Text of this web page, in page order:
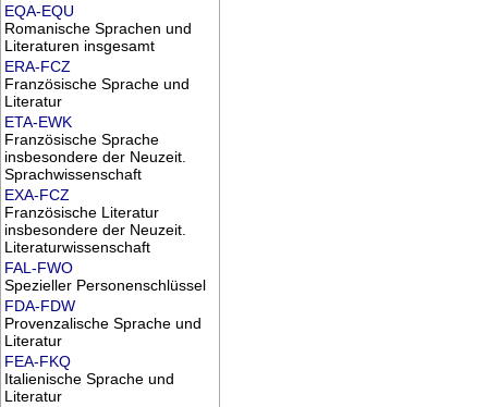
EQA-EQU
Romanische Sprachen und
Literaturen insgesamt
ERA-FCZ
Französische Sprache und
Literatur
ETA-EWK
Französische Sprache
insbesondere der Neuzeit.
Sprachwissenschaft
EXA-FCZ
Französische Literatur
insbesondere der Neuzeit.
Literaturwissenschaft
FAL-FWO
Spezieller Personenschlüssel
FDA-FDW
Provenzalische Sprache und
Literatur
FEA-FKQ
Italienische Sprache und
Literatur